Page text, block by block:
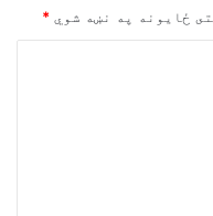
ځایونه په نښه شوي *